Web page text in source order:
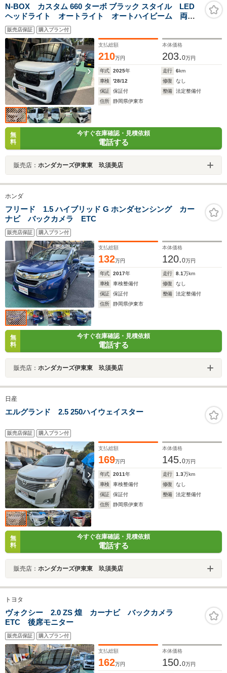
N-BOX カスタム 660 ターボ ブラック スタイル LED
ヘッドライト オートライト オートハイビーム 両側
電動スライドドア シートヒーター 電子制御パーキン
グブレーキ アダプティブクルーズコントロール 15イ
ンチアルミホイール
販売店保証 購入プラン付
支払総額
210万円
本体価格
203.0万円
年式 2025年 走行 6km
車検
'28/12 修復
なし
保証
保証付 整備
法定整備付
住所
静岡県伊東市
無
料
今すぐ在庫確認・見積依頼
電話する
販売店： ホンダカーズ伊東東 玖須美店
ホンダ
フリード 1.5 ハイブリッド G ホンダセンシング カー
ナビ バックカメラ ETC
販売店保証 購入プラン付
支払総額
132万円
本体価格
120.0万円
年式 2017年 走行 8.1万km
車検
車検整備付 修復
なし
保証
保証付 整備
法定整備付
住所
静岡県伊東市
無
料
今すぐ在庫確認・見積依頼
電話する
販売店： ホンダカーズ伊東東 玖須美店
日産
エルグランド 2.5 250ハイウェイスター
販売店保証 購入プラン付
支払総額
169万円
本体価格
145.0万円
年式 2011年 走行 1.3万km
車検
車検整備付 修復
なし
保証
保証付 整備
法定整備付
住所
静岡県伊東市
無
料
今すぐ在庫確認・見積依頼
電話する
販売店： ホンダカーズ伊東東 玖須美店
トヨタ
ヴォクシー 2.0 ZS 煌 カーナビ バックカメラ
ETC 後席モニター
販売店保証 購入プラン付
支払総額
162万円
本体価格
150.0万円